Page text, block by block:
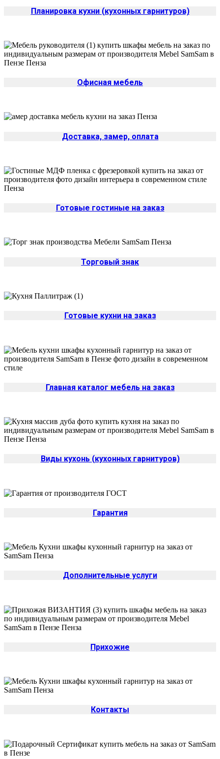
Планировка кухни (кухонных гарнитуров)
Офисная мебель
Доставка, замер, оплата
Готовые гостиные на заказ
Торговый знак
Готовые кухни на заказ
Главная каталог мебель на заказ
Виды кухонь (кухонных гарнитуров)
Гарантия
Дополнительные услуги
Прихожие
Контакты